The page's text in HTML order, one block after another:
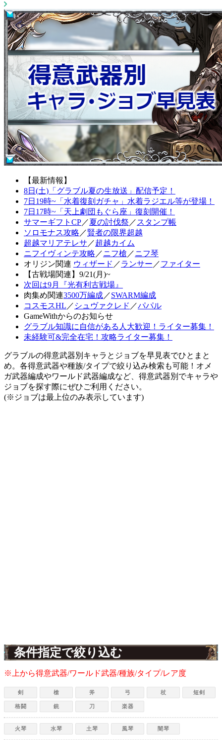
【最新情報】
8日(土)「グラブル夏の生放送」配信予定！
7日19時~「水着復刻ガチャ」水着ラジエル等が登場！
7日17時~「天上劇団もぐら座」復刻開催！
サマーギフトCP／夏の討伐祭 ／ スタンプ帳
ソロモナス攻略 ／賢者の限界超越
超越マリアテレサ ／超越カイム
ニフイヴィンテ攻略 ／ニフ槍 ／ニフ琴
オリジン関連 ウィザード ／ランサー ／ファイター
【古戦場関連】9/21(月)~
次回は9月『光有利古戦場』
肉集め関連3500万編成／SWARM編成
コスモスHL ／ シュヴァクレド ／パパル
GameWithからのお知らせ
グラブル知識に自信がある人大歓迎！ライター募集！
未経験可&完全在宅！攻略ライター募集！
グラブルの得意武器別キャラとジョブを早見表でひとまと
め。各得意武器や種族/タイプで絞り込み検索も可能！オメ
ガ武器編成やワールド武器編成など、得意武器別でキャラや
ジョブを探す際にぜひご利用ください。
(※ジョブは最上位のみ表示しています)
条件指定で絞り込む
※上から得意武器/ワールド武器/種族/タイプ/レア度
剣 槍 斧 弓 杖 短剣
格闘 銃 刀 楽器
火琴 水琴 土琴 風琴 闇琴